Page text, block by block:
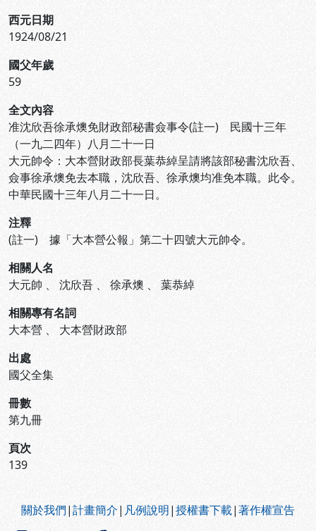
西元日期
1924/08/21
國父年歲
59
全文內容
准沈欣吾徐承燠免財政部秘書僉事令(註一) 民國十三年
（一九二四年）八月二十一日
大元帥令：大本營財政部長葉恭綽呈請將該部秘書沈欣吾、
僉事徐承燠免去本職，沈欣吾、徐承燠均准免本職。此令。
中華民國十三年八月二十一日。
注釋
(註一) 據「大本營公報」第二十四號大元帥令。
相關人名
大元帥 、 沈欣吾 、 徐承燠 、 葉恭綽
相關專有名詞
大本營 、 大本營財政部
出處
國父全集
冊數
第九冊
頁次
139
關於我們|計畫簡介| 凡例說明|授權書下載|著作權宣告